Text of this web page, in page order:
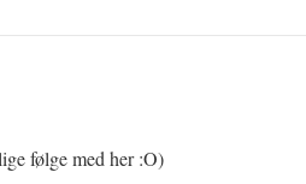
følge med her :O)